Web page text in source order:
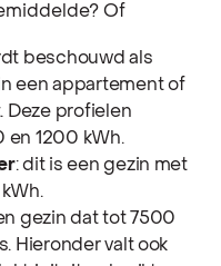
Of
beschouwd als
een appartement of
Deze profielen
en 1200 kWh.
: dit is een gezin met
gezin dat tot 7500
Hieronder valt ook